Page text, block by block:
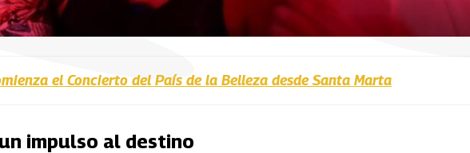
el Concierto del País de la Belleza desde Santa Marta
impulso al destino